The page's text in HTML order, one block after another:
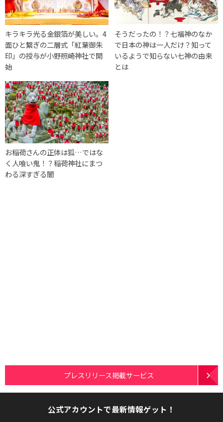
キラキラ光る金銀箔が美しい。4
面ひと繋ぎの二層式「紅葉御朱
印」の授与が小野照崎神社で開
始
そうだったの！？七福神のなか
で日本の神は一人だけ？知って
いるようで知らない七神の由来
とは
お稲荷さんの正体は狐…ではな
く人喰い鬼！？稲荷神社にまつ
わる深すぎる闇
プレスリリース掲載サービス
公式アカウントで最新情報ゲット！